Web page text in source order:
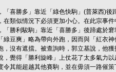
喜勝多」靠近「綠色快駒」(普萊西)後
類似情況下必須更加小心。在此宗事
勝利駿駒」靠近「喜勝多」後蹄處於窘
豆爽」略為帶向外跑，因而與「紅衣神
沒有遮擋。被查詢時，郭立基說，他
覺得「勝利旋峰」上仗花了太多氣力以
其能超越其他賽駒，並在毋須一路催